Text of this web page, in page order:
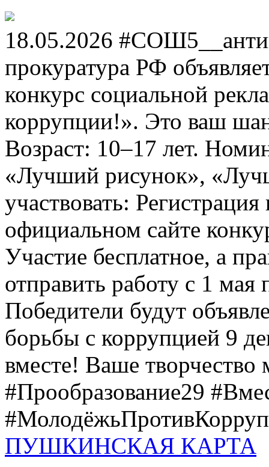
18.05.2026
прокуратура РФ
конкурс социальной
коррупции!». Это ваш
Возраст: 10–17 лет.
«Лучший рисунок»,
участвовать:
официальном сайте
Участие бесплатное, а
отправить работу с 1 мая
Победители будут
борьбы с коррупцией 9
вместе! Ваше творчество
#Прообразование29
ПУШКИНСКАЯ КАРТА